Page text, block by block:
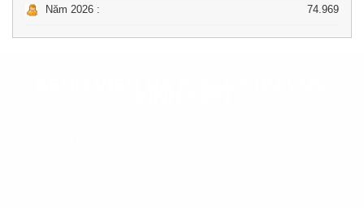
Năm 2026 : 74.969